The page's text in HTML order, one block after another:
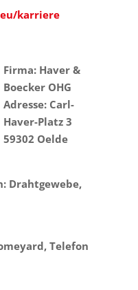
karriere
Firma: Haver &
Boecker OHG
Adresse: Carl-
Haver-Platz 3
59302 Oelde
Drahtgewebe,
Telefon